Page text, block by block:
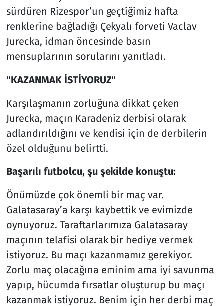
sürdüren Rizespor’un geçtiğimiz hafta
renklerine bağladığı Çekyalı forveti Vaclav
Jurecka, idman öncesinde basın
mensuplarının sorularını yanıtladı.
"KAZANMAK İSTİYORUZ"
Karşılaşmanın zorluğuna dikkat çeken
Jurecka, maçın Karadeniz derbisi olarak
adlandırıldığını ve kendisi için de derbilerin
özel olduğunu belirtti.
Başarılı futbolcu, şu şekilde konuştu:
Önümüzde çok önemli bir maç var.
Galatasaray’a karşı kaybettik ve evimizde
oynuyoruz. Taraftarlarımıza Galatasaray
maçının telafisi olarak bir hediye vermek
istiyoruz. Bu maçı kazanmamız gerekiyor.
Zorlu maç olacağına eminim ama iyi savunma
yapıp, hücumda fırsatlar oluşturup bu maçı
kazanmak istiyoruz. Benim için her derbi maç